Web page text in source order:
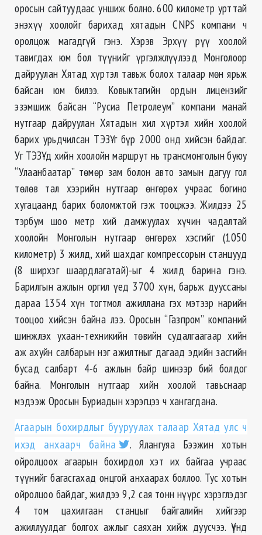
оросын сайтуудаас уншиж болно. 600 километр урттай
энэхүү хоолойг барихад хятадын CNPS компани ч
оролцож магадгүй гэнэ. Хэрэв Эрхүү рүү хоолой
тавигдах юм бол түүнийг үргэлжлүүлээд Монголоор
дайруулан Хятад хүртэл тавьж болох талаар мөн ярьж
байсан юм билээ. Ковыктагийн ордын лицензийг
эзэмшиж байсан “Русиа Петролеум” компани манай
нутгаар дайруулан Хятадын хил хүртэл хийн хоолой
барих урьдчилсан ТЭЗҮ-г бүр 2000 онд хийсэн байдаг.
Уг ТЭЗҮ-д хийн хоолойн маршрут нь трансмонголын буюу
“Улаанбаатар” төмөр зам болон авто замын дагуу гол
төлөв тал хээрийн нутгаар өнгөрөх учраас богино
хугацаанд барих боломжтой гэж тооцжээ. Жилдээ 25
тэрбум шоо метр хий дамжуулах хүчин чадалтай
хоолойн Монголын нутгаар өнгөрөх хэсгийг (1050
километр) 3 жилд, хий шахдаг компрессорын станцууд
(8 ширхэг шаардлагатай)-ыг 4 жилд барина гэнэ.
Барилгын ажлын оргил үед 3700 хүн, барьж дууссаны
дараа 1354 хүн тогтмол ажиллана гэх мэтээр нарийн
тооцоо хийсэн байна лээ. Оросын “Газпром” компаний
шинжлэх ухаан-техникийн төвийн судалгаагаар хийн
аж ахуйн салбарын нэг ажилтныг дагаад эдийн засгийн
бусад салбарт 4-6 ажлын байр шинээр бий болдог
байна. Монголын нутгаар хийн хоолой тавьснаар
мэдээж Оросын Буриадын хэрэгцээ ч хангагдана.
Агаарын бохирдлыг бууруулах талаар Хятад улс ч
ихэд анхаарч байна
. Ялангуяа Бээжин хотын
ойролцоох агаарын бохирдол хэт их байгаа учраас
түүнийг багасгахад онцгой анхаарах боллоо. Тус хотын
ойролцоо байдаг, жилдээ 9,2 сая тонн нүүрс хэрэглэдэг
4 том цахилгаан станцыг байгалийн хийгээр
ажиллуулдаг болгох ажлыг саяхан хийж дуусчээ. Үүнд